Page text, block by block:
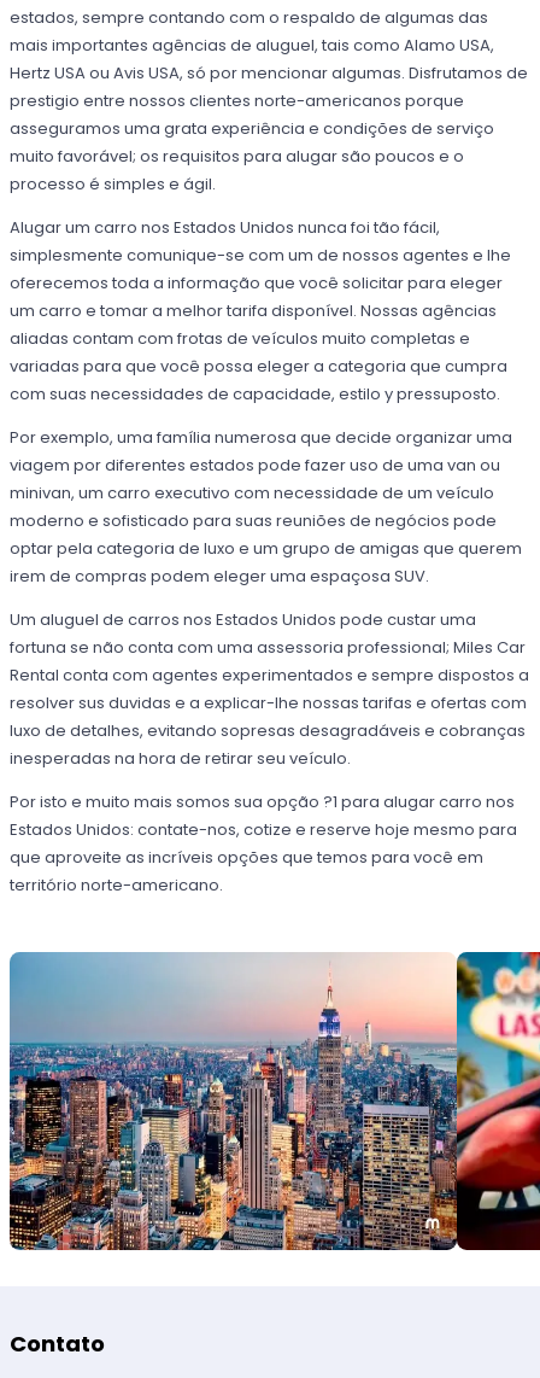
estados, sempre contando com o respaldo de algumas das
mais importantes agências de aluguel, tais como Alamo USA,
Hertz USA ou Avis USA, só por mencionar algumas. Disfrutamos de
prestigio entre nossos clientes norte-americanos porque
asseguramos uma grata experiência e condições de serviço
muito favorável; os requisitos para alugar são poucos e o
processo é simples e ágil.
Alugar um carro nos Estados Unidos nunca foi tão fácil,
simplesmente comunique-se com um de nossos agentes e lhe
oferecemos toda a informação que você solicitar para eleger
um carro e tomar a melhor tarifa disponível. Nossas agências
aliadas contam com frotas de veículos muito completas e
variadas para que você possa eleger a categoria que cumpra
com suas necessidades de capacidade, estilo y pressuposto.
Por exemplo, uma família numerosa que decide organizar uma
viagem por diferentes estados pode fazer uso de uma van ou
minivan, um carro executivo com necessidade de um veículo
moderno e sofisticado para suas reuniões de negócios pode
optar pela categoria de luxo e um grupo de amigas que querem
irem de compras podem eleger uma espaçosa SUV.
Um aluguel de carros nos Estados Unidos pode custar uma
fortuna se não conta com uma assessoria professional; Miles Car
Rental conta com agentes experimentados e sempre dispostos a
resolver sus duvidas e a explicar-lhe nossas tarifas e ofertas com
luxo de detalhes, evitando sopresas desagradáveis e cobranças
inesperadas na hora de retirar seu veículo.
Por isto e muito mais somos sua opção ?1 para alugar carro nos
Estados Unidos: contate-nos, cotize e reserve hoje mesmo para
que aproveite as incríveis opções que temos para você em
território norte-americano.
Contato